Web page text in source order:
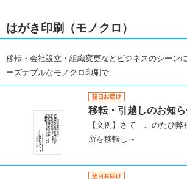
はがき印刷（モノクロ）
移転・会社設立・組織変更などビジネスのシーン
ーズナブルなモノクロ印刷で
移転・引越しのお知
【文例】さて このたび弊
所を移転し～